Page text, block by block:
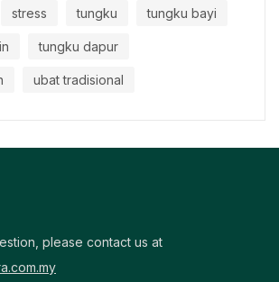
stress tungku tungku bayi
tungku dapur
ubat tradisional
please contact us at